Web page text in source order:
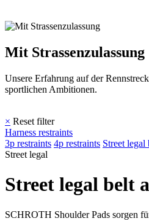
Mit Strassenzulassung
Unsere Erfahrung auf der
sportlichen Ambitionen.
× Reset filter
Harness restraints
3p restraints 4p restraints Street legal
Street legal
Street legal belt
SCHROTH Shoulder Pads sorgen